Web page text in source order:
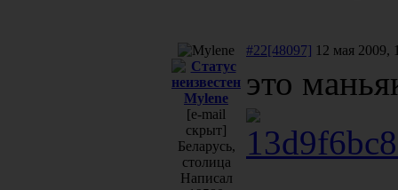
Mylene
[e-mail
скрыт]
Беларусь,
столица
Написал
#22[48097] 12 мая 2009,
это